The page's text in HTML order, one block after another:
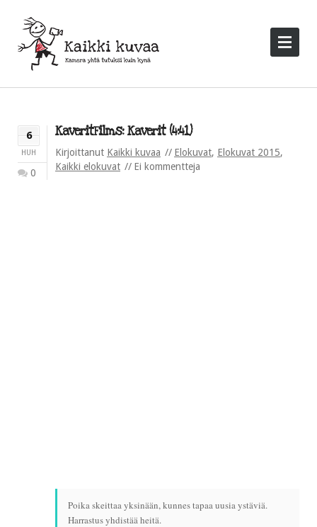
6
HUH
0
KaveritFilms: Kaverit (4:41)
Kirjoittanut Kaikki kuvaa Elokuvat, Elokuvat 2015,
Kaikki elokuvat
Ei kommentteja
Poika skeittaa yksinään, kunnes tapaa uusia ystäviä.
Harrastus yhdistää heitä.